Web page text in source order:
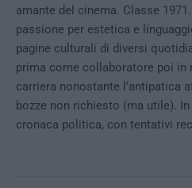
amante del cinema. Classe
passione per estetica e
pagine culturali di diversi
prima come collaboratore poi in
carriera nonostante l’antipatica
bozze non richiesto (ma utile).
cronaca politica, con tentativi